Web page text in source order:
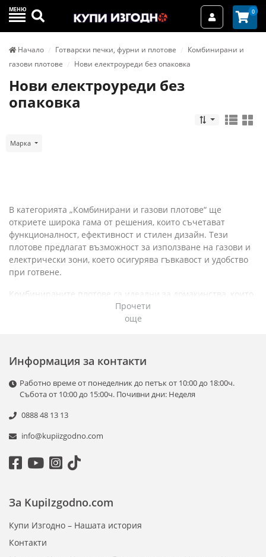
МЕНЮ Търси Вход / 0
Начало Готварски печки, фурни и плотове
Комбинирани и
газови плотове
Нови електроуреди без опаковка
Нови електроуреди без
опаковка
Марка
В категорията „Комбинирани и газови плотове“ ще
откриете широка гама от решения, които съчетават
функционалност, ефективност и стилен дизайн. Тези
плотове предлагат възможност за използване на газови и
електрически зони, което осигурява гъвкавост и удобство
при готвене.
Комбинираните плотове са идеални за домакинства, които
искат да се възползват както от бързината и контрола на
газовите горелки, така и от удобството на електрическите
С разнообразие от дизайни, размери и иновативни
функции, като автоматично запалване, защита от изтичане
на газ и лесно управление, тези плотове са чудесен избор
ефективност с нашите комбинирани и газови плотове!
Прочети
още
Информация за контакти
Работно време от понеделник до петък от 10:00 до 18:00ч.
Събота от 10:00 до 15:00ч. Почивни дни: Неделя
0888 48 13 13
info@kupiizgodno.com
За KupiIzgodno.com
Купи Изгодно – Нашата история
Контакти